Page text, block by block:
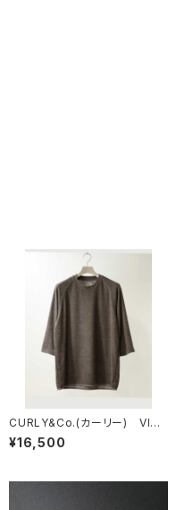
CURLY&Co.(カーリー) VINT
AGE PILE Q/S TEE
¥16,500